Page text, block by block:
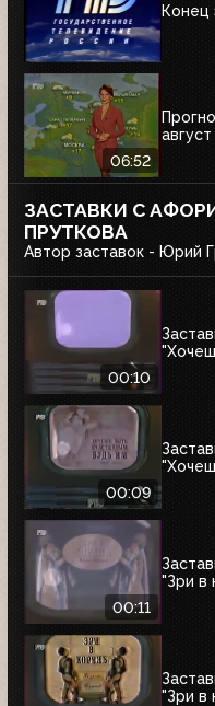
Конец
06:52
август
ЗАСТАВКИ С
ПРУТКОВА
Автор заставок - Юрий
00:10
00:09
00:11
"Зри в
"Зри в